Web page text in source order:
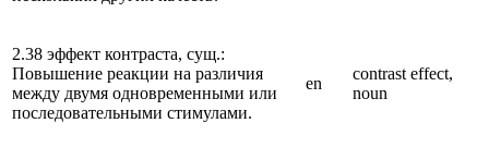
2.38 эффект контраста, сущ.:
Повышение реакции на различия
между двумя одновременными или
последовательными стимулами.
en
contrast effect,
noun